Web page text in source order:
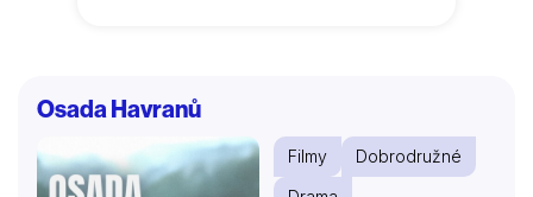
Osada Havranů
Filmy
Dobrodružné